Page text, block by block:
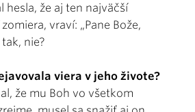
hesla, že aj ten najväčší
vraví: „Pane Bože,
nie?
viera v jeho živote?
že mu Boh vo všetkom